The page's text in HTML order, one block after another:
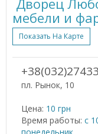
мебели и
Показать На Карте
пл. Рынок, 10
Цена: 10 грн
Время работы: с
понедельник